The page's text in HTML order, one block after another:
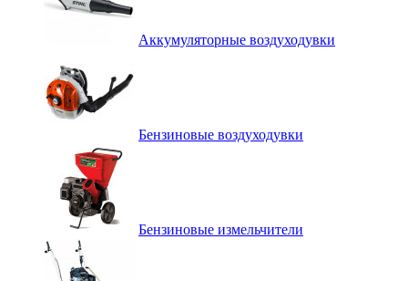
Аккумуляторные воздуходувки
Бензиновые воздуходувки
Бензиновые измельчители